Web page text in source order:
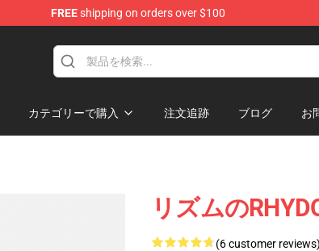
FREEshipping on orders over $100
カテゴリーで購入 注文追跡 ブログ お
リズムの
(6 customer